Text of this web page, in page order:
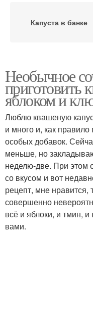
Капуста в банке
Необычное
приготовить
яблоком и
Люблю квашеную
и много и, как
особых добавок.
меньше, но
неделю-две. При этом
со вкусом и вот
рецепт, мне нравится,
совершенно
всё и яблоки, и тмин,
вами.